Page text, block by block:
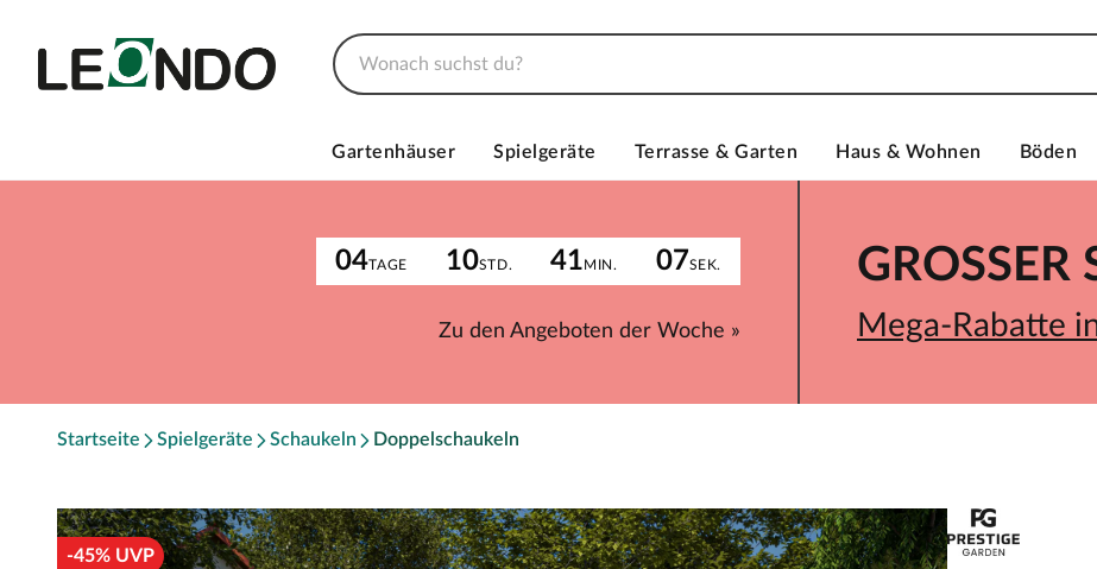
Gartenhäuser Spielgeräte Terrasse & Garten Haus & Wohnen Böden
04TAGE 10STD. 41MIN. 07SEK.
Zu den Angeboten der Woche »
GROSSER
Mega-Rabatte
Startseite Spielgeräte Schaukeln Doppelschaukeln
-45% UVP